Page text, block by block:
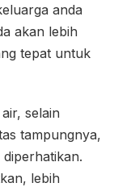
anda
akan lebih
tepat untuk
selain
tampungnya,
lebih